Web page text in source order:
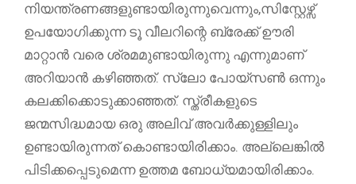
നിയന്ത്രണങ്ങളുണ്ടായിരുന്നുവെന്നും,സിസ്റ്റേഴ്സ്
ഉപയോഗിക്കുന്ന ടൂ വീലറിന്റെ ബ്രേക്ക് ഊരി
മാറ്റാൻ വരെ ശ്രമമുണ്ടായിരുന്നു എന്നുമാണ്
അറിയാൻ കഴിഞ്ഞത്. സ്ലോ പോയ്സൺ ഒന്നും
കലക്കിക്കൊടുക്കാഞ്ഞത്. സ്ത്രീകളുടെ
ജന്മസിദ്ധമായ ഒരു അലിവ് അവർക്കുള്ളിലും
ഉണ്ടായിരുന്നത് കൊണ്ടായിരിക്കാം. അല്ലെങ്കിൽ
പിടിക്കപ്പെടുമെന്ന ഉത്തമ ബോധ്യമായിരിക്കാം.